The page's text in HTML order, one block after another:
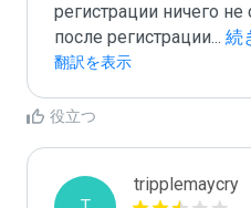
регистрации ничего
после регистрации... 続
翻訳を表示
役立つ
tripplemaycry